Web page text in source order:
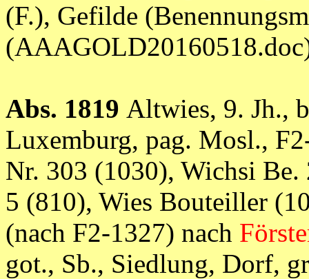
(F.), Gefilde
Abs. 1819 Altwies, 9. Jh.,
Luxemburg, pag. Mosl.,
Nr. 303 (1030), Wichsi
5 (810), Wies Bouteiller
(nach F2-1327) nach
got., Sb., Siedlung, Dorf,